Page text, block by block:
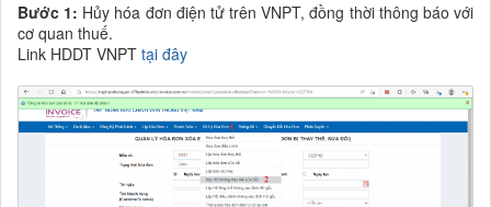
Bước 1: Hủy hóa đơn điện tử trên VNPT, đồng thời thông báo với
cơ quan thuế.
Link HDDT VNPT tại đây